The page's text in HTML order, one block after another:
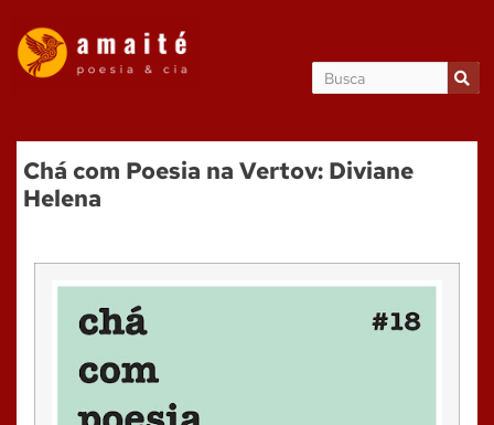
Chá com Poesia na Vertov: Diviane
Helena